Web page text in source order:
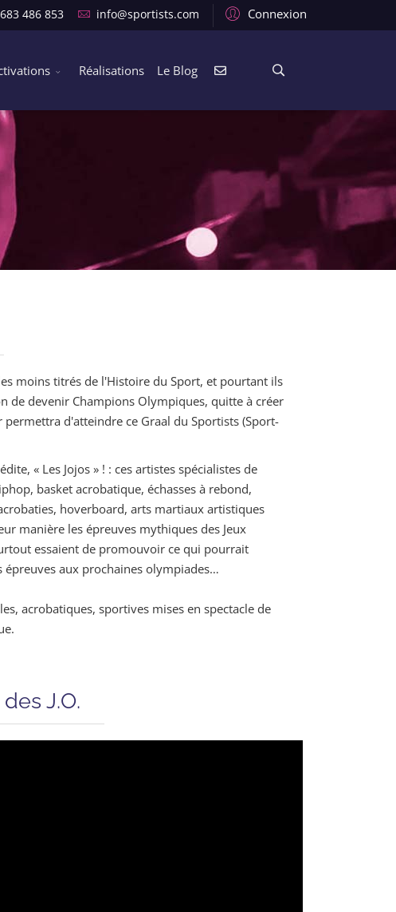
Connexion
486 853 info@sportists.com
Réalisations Le Blog
moins titrés de l'Histoire du Sport, et pourtant ils
de devenir Champions Olympiques, quitte à créer
permettra d'atteindre ce Graal du Sportists (Sport-
« Les Jojos » ! : ces artistes spécialistes de
basket acrobatique, échasses à rebond,
hoverboard, arts martiaux artistiques
manière les épreuves mythiques des Jeux
essaient de promouvoir ce qui pourrait
épreuves aux prochaines olympiades…
acrobatiques, sportives mises en spectacle de
J.O.